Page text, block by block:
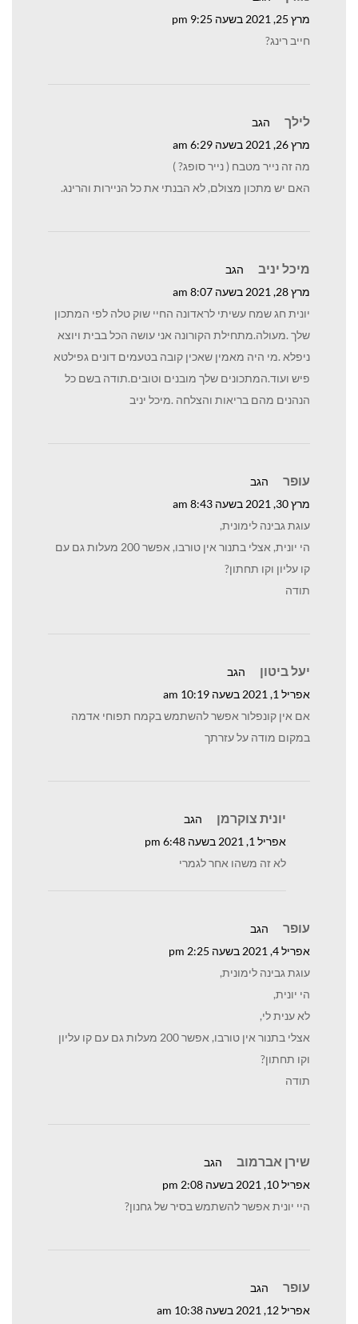
מרץ 25, 2021 בשעה 9:25 pm
חייב רינג?
לילך
הגב
מרץ 26, 2021 בשעה 6:29 am
מה זה נייר מטבח ( נייר סופג? )
האם יש מתכון מצולם, לא הבנתי את כל הניירות והרינג.
מיכל יניב
הגב
מרץ 28, 2021 בשעה 8:07 am
יונית חג שמח עשיתי לראדונה החיי שוק טלה לפי המתכון
שלך .מעולה.מתחילת הקורונה אני עושה הכל בבית ויוצא
ניפלא .מי היה מאמין שאכין קובה בטעמים דונים גפילטא
פיש ועוד.המתכונים שלך מובנים וטובים.תודה בשם כל
הנהנים מהם בריאות והצלחה .מיכל יניב
עופר
הגב
מרץ 30, 2021 בשעה 8:43 am
עוגת גבינה לימונית,
הי יונית, אצלי בתנור אין טורבו, אפשר 200 מעלות גם עם
קו עליון וקו תחתון?
תודה
יעל ביטון
הגב
אפריל 1, 2021 בשעה 10:19 am
אם אין קונפלור אפשר להשתמש בקמח תפוחי אדמה
במקום מודה על עזרתך
יונית צוקרמן
הגב
אפריל 1, 2021 בשעה 6:48 pm
לא זה משהו אחר לגמרי
עופר
הגב
אפריל 4, 2021 בשעה 2:25 pm
עוגת גבינה לימונית,
הי יונית,
לא ענית לי,
אצלי בתנור אין טורבו, אפשר 200 מעלות גם עם קו עליון
וקו תחתון?
תודה
שירן אברמוב
הגב
אפריל 10, 2021 בשעה 2:08 pm
היי יונית אפשר להשתמש בסיר של גחנון?
עופר
הגב
אפריל 12, 2021 בשעה 10:38 am